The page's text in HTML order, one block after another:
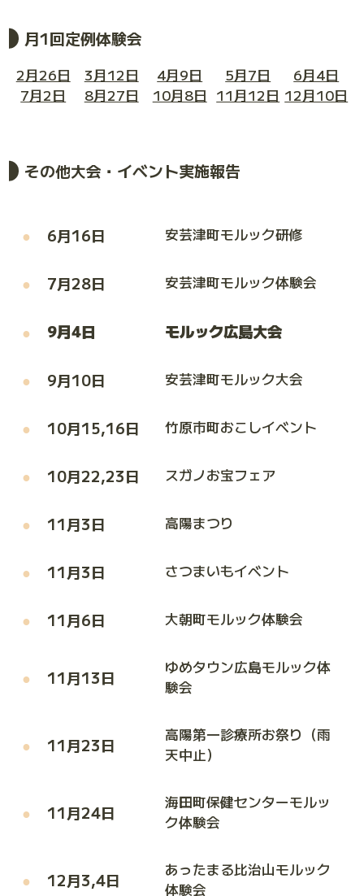
月1回定例体験会
2月26日 3月12日 4月9日 5月7日
6月4日
7月2日
8月27日 10月8日 11月12日 12月10日
その他大会・イベント実施報告
6月16日 安芸津町モルック研修
7月28日 安芸津町モルック体験会
9月4日 モルック広島大会
9月10日 安芸津町モルック大会
10月15,16日 竹原市町おこしイベント
10月22,23日 スガノお宝フェア
11月3日 高陽まつり
11月3日 さつまいもイベント
11月6日 大朝町モルック体験会
11月13日
ゆめタウン広島モルック体
験会
11月23日
高陽第一診療所お祭り（雨
天中止）
11月24日
海田町保健センターモルッ
ク体験会
12月3,4日
あったまる比治山モルック
体験会